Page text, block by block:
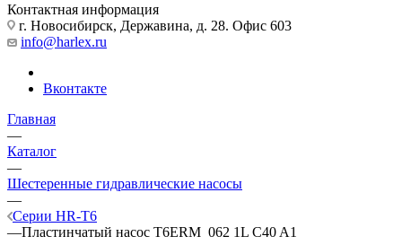
Контактная информация
г. Новосибирск, Державина, д. 28. Офис 603
info@harlex.ru
Вконтакте
Главная
—
Каталог
—
Шестеренные гидравлические насосы
—
Серии HR-T6
—Пластинчатый насос T6ERM 062 1L C40 A1